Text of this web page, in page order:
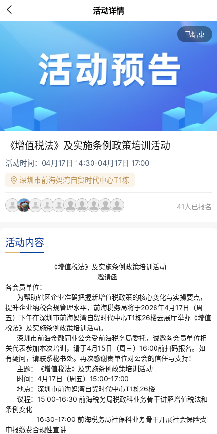
 活动详情
已结束
《增值税法》及实施条例政策培训活动
活动时间：04月17日 14:30-04月17日 17:00
深圳市前海妈湾自贸时代中心T1栋
41人已报名
活动内容
《增值税法》及实施条例政策培训活动
邀请函
各会员单位：
为帮助辖区企业准确把握新增值税政策的核心变化与实操要点，
提升企业纳税合规管理水平，前海税务局将于2026年4月17日（周
五）下午在深圳市前海妈湾自贸时代中心T1栋26楼云展厅举办《增值
税法》及实施条例政策培训活动。
深圳市前海金融同业公会受前海税务局委托，诚邀各会员单位相
关代表参加本次培训，请于4月15日（周三）16:00前扫码报名。如
有疑问，请联系秘书处。再次感谢贵单位对公会的信任与支持！
主题：《增值税法》及实施条例政策培训活动
时间：4月17日（周五）15:00-17:00
地点：深圳市前海妈湾自贸时代中心T1栋26楼
议程：15:00-16:30 前海税务局税政科业务骨干讲解增值税法和
条例变化
16:30-17:00 前海税务局社保科业务骨干开展社会保险费
申报缴费合规性宣讲